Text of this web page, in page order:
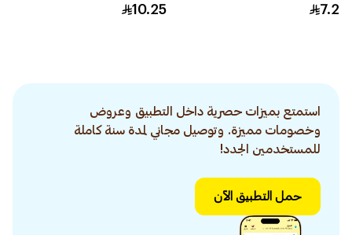
7.2
10.25
استمتع بميزات حصرية داخل التطبيق وعروض
وخصومات مميزة. وتوصيل مجاني لمدة سنة كاملة
للمستخدمين الجدد!
حمل التطبيق الآن